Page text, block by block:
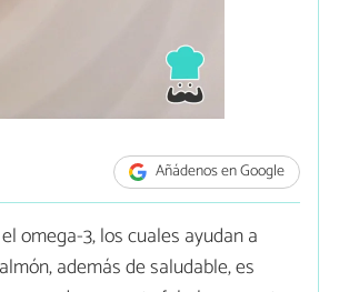
Añádenos en Google
omega-3, los cuales ayudan a
además de saludable, es